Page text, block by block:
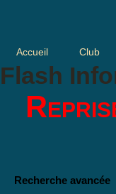
Accueil Club
Flash
Recherche avancée